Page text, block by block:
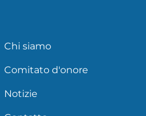
Chi siamo
Comitato d'onore
Notizie